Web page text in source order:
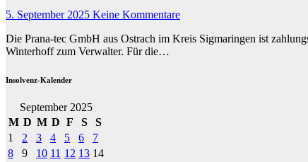
5. September 2025 Keine Kommentare
Die Prana-tec GmbH aus Ostrach im Kreis Sigmaringen ist
Winterhoff zum Verwalter. Für die…
Insolvenz-Kalender
September 2025
M D M D F S
S
1
2 3 4 5 6
7
8
9 10 11 12 13 14